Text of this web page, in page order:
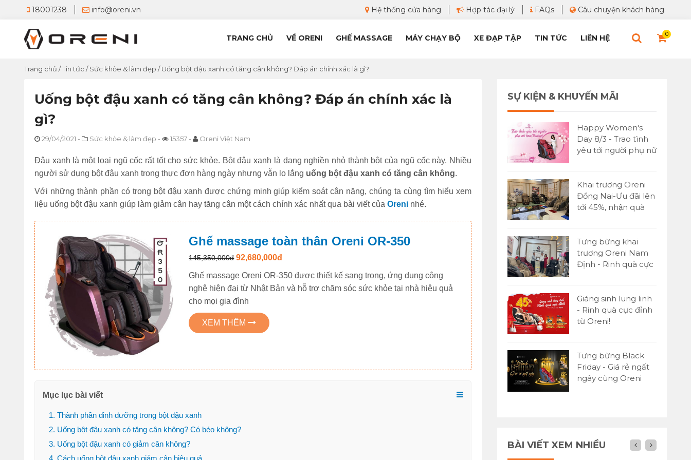
18001238 info@oreni.vn Hệ thống cửa hàng Hợp tác đại lý FAQs Câu chuyện khách hàng
0
TRANG CHỦ VỀ ORENI GHẾ MASSAGE MÁY CHẠY BỘ XE ĐẠP TẬP TIN TỨC LIÊN HỆ
Trang chủ /Tin tức /Sức khỏe & làm đẹp /Uống bột đậu xanh có tăng cân không? Đáp án chính xác là gì?
Uống bột đậu xanh có tăng cân không? Đáp án chính xác là
gì?
29/04/2021 - Sức khỏe & làm đẹp - 15357 - Oreni Việt Nam
Đậu xanh là một loại ngũ cốc rất tốt cho sức khỏe. Bột đậu xanh là dạng nghiền nhỏ thành bột của ngũ cốc này. Nhiều
người sử dụng bột đậu xanh trong thực đơn hàng ngày nhưng vẫn lo lắng uống bột đậu xanh có tăng cân không.
Với những thành phần có trong bột đậu xanh được chứng minh giúp kiểm soát cân nặng, chúng ta cùng tìm hiểu xem
liệu uống bột đậu xanh giúp làm giảm cân hay tăng cân một cách chính xác nhất qua bài viết của Oreni nhé.
Ghế massage toàn thân Oreni OR-350
145,350,000đ 92,680,000đ
Ghế massage Oreni OR-350 được thiết kế sang trọng, ứng dụng công
nghệ hiện đại từ Nhật Bản và hỗ trợ chăm sóc sức khỏe tại nhà hiệu quả
cho mọi gia đình
XEM THÊM
Mục lục bài viết
1. Thành phần dinh dưỡng trong bột đậu xanh
2. Uống bột đậu xanh có tăng cân không? Có béo không?
3. Uống bột đậu xanh có giảm cân không?
4. Cách uống bột đậu xanh giảm cân hiệu quả
SỰ KIỆN & KHUYẾN MÃI
Happy Women's
Day 8/3 - Trao tình
yêu tới người phụ nữ
Khai trương Oreni
Đồng Nai-Ưu đãi lên
tới 45%, nhận quà
Tưng bừng khai
trương Oreni Nam
Định - Rinh quà cực
Giáng sinh lung linh
- Rinh quà cực đỉnh
từ Oreni!
Tưng bừng Black
Friday - Giá rẻ ngất
ngây cùng Oreni
BÀI VIẾT XEM NHIỀU